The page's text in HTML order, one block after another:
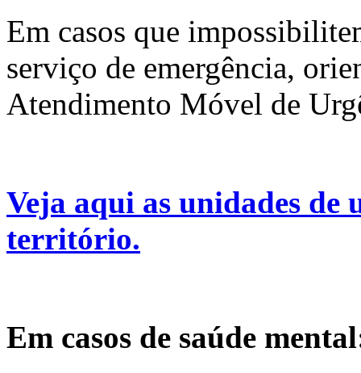
Em casos que
serviço de emergência,
Atendimento Móvel de
Veja aqui as unidades de
território.
Em casos de saúde